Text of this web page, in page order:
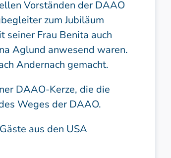
Vorständen der DAAO
zum Jubiläum
seiner Frau Benita auch
Aglund anwesend waren.
Andernach gemacht.
DAAO-Kerze, die die
Weges der DAAO.
aus den USA